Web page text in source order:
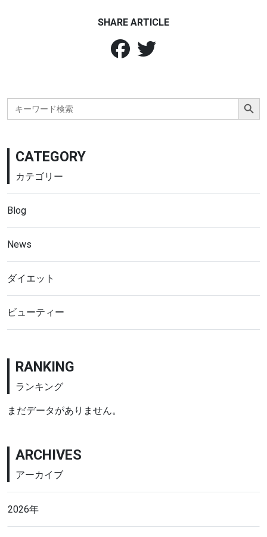
SHARE ARTICLE
Search
for:
Search Button
CATEGORY
カテゴリー
Blog
News
ダイエット
ビューティー
RANKING
ランキング
まだデータがありません。
ARCHIVES
アーカイブ
2026年